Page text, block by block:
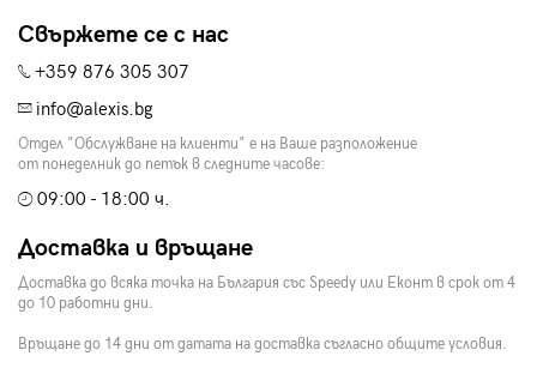
Свържете се с нас
+359 876 305 307
info@alexis.bg
Отдел "Обслужване на клиенти" е на Ваше разположение
от понеделник до петък в следните часове:
09:00 - 18:00 ч.
Доставка и връщане
Доставка до всяка точка на България със Speedy или Еконт в срок от 4
до 10 работни дни.
Връщане до 14 дни от датата на доставка съгласно общите условия.